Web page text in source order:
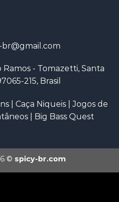
br@gmail.com
Ramos - Tomazetti, Santa
215, Brasil
| Caça Niqueis|Jogos de
| Big Bass Quest
© spicy-br.com